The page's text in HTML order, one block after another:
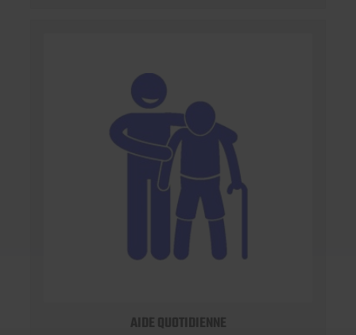
AIDE QUOTIDIENNE